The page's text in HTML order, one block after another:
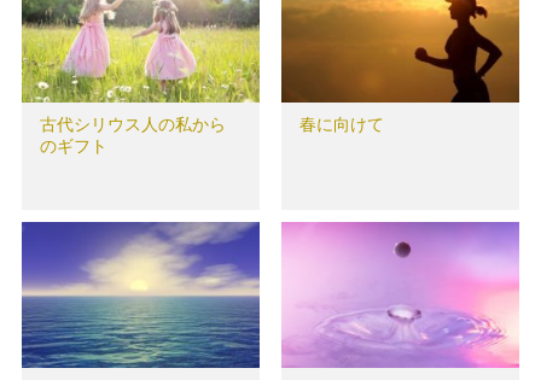
古代シリウス人の私から
のギフト
春に向けて